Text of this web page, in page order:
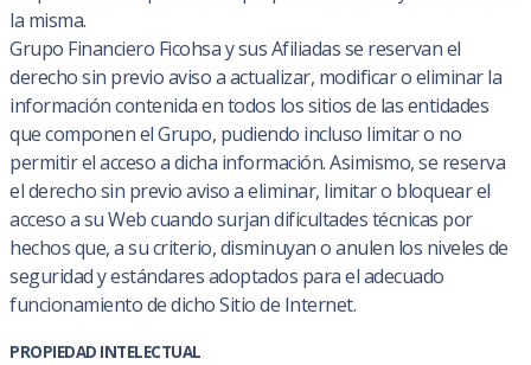
la misma.
Grupo Financiero Ficohsa y sus Afiliadas se reservan el
derecho sin previo aviso a actualizar, modificar o eliminar la
información contenida en todos los sitios de las entidades
que componen el Grupo, pudiendo incluso limitar o no
permitir el acceso a dicha información. Asimismo, se reserva
el derecho sin previo aviso a eliminar, limitar o bloquear el
acceso a su Web cuando surjan dificultades técnicas por
hechos que, a su criterio, disminuyan o anulen los niveles de
seguridad y estándares adoptados para el adecuado
funcionamiento de dicho Sitio de Internet.
PROPIEDAD INTELECTUAL